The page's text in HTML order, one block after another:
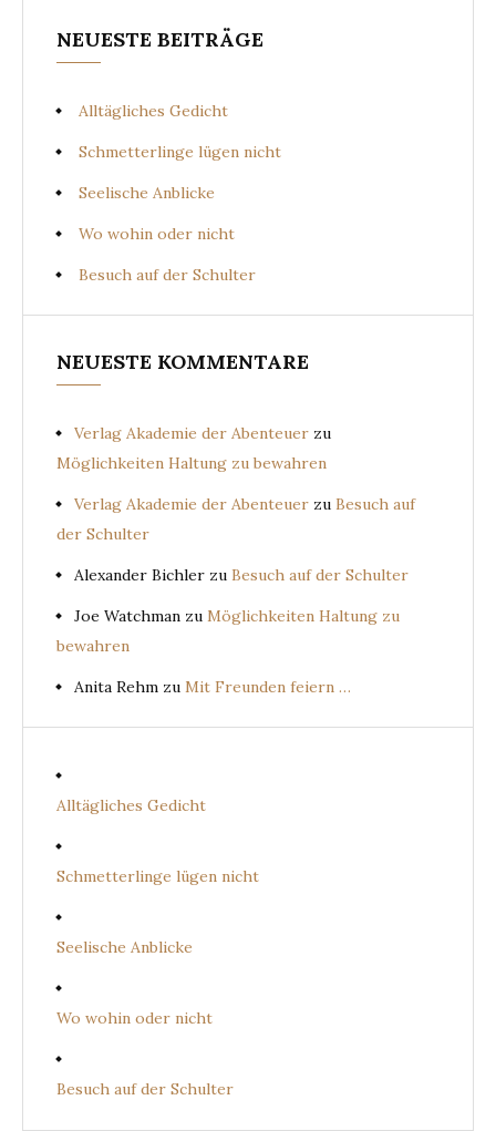
NEUESTE BEITRÄGE
Alltägliches Gedicht
Schmetterlinge lügen nicht
Seelische Anblicke
Wo wohin oder nicht
Besuch auf der Schulter
NEUESTE KOMMENTARE
Verlag Akademie der Abenteuer zu
Möglichkeiten Haltung zu bewahren
Verlag Akademie der Abenteuer zu Besuch auf
der Schulter
Alexander Bichler zu Besuch auf der Schulter
Joe Watchman zu Möglichkeiten Haltung zu
bewahren
Anita Rehm zu Mit Freunden feiern …
Alltägliches Gedicht
Schmetterlinge lügen nicht
Seelische Anblicke
Wo wohin oder nicht
Besuch auf der Schulter